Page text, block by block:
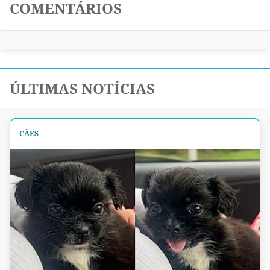
COMENTÁRIOS
ÚLTIMAS NOTÍCIAS
CÃES